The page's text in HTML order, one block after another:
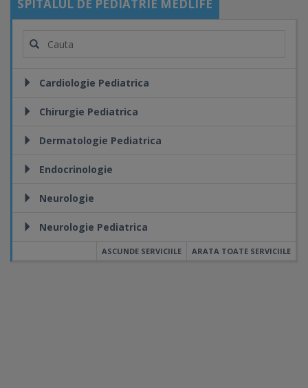
SPITALUL DE PEDIATRIE MEDLIFE
Cardiologie Pediatrica
Chirurgie Pediatrica
Dermatologie Pediatrica
Endocrinologie
Neurologie
Neurologie Pediatrica
ARATA TOATE SERVICIILE
ASCUNDE SERVICIILE